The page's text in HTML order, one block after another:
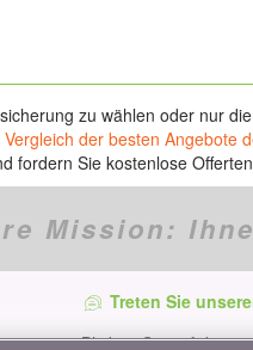
zu wählen oder nur
Vergleich der besten Angebote
fordern Sie kostenlose
Mission:
Treten Sie
Bleiben Sie auf dem